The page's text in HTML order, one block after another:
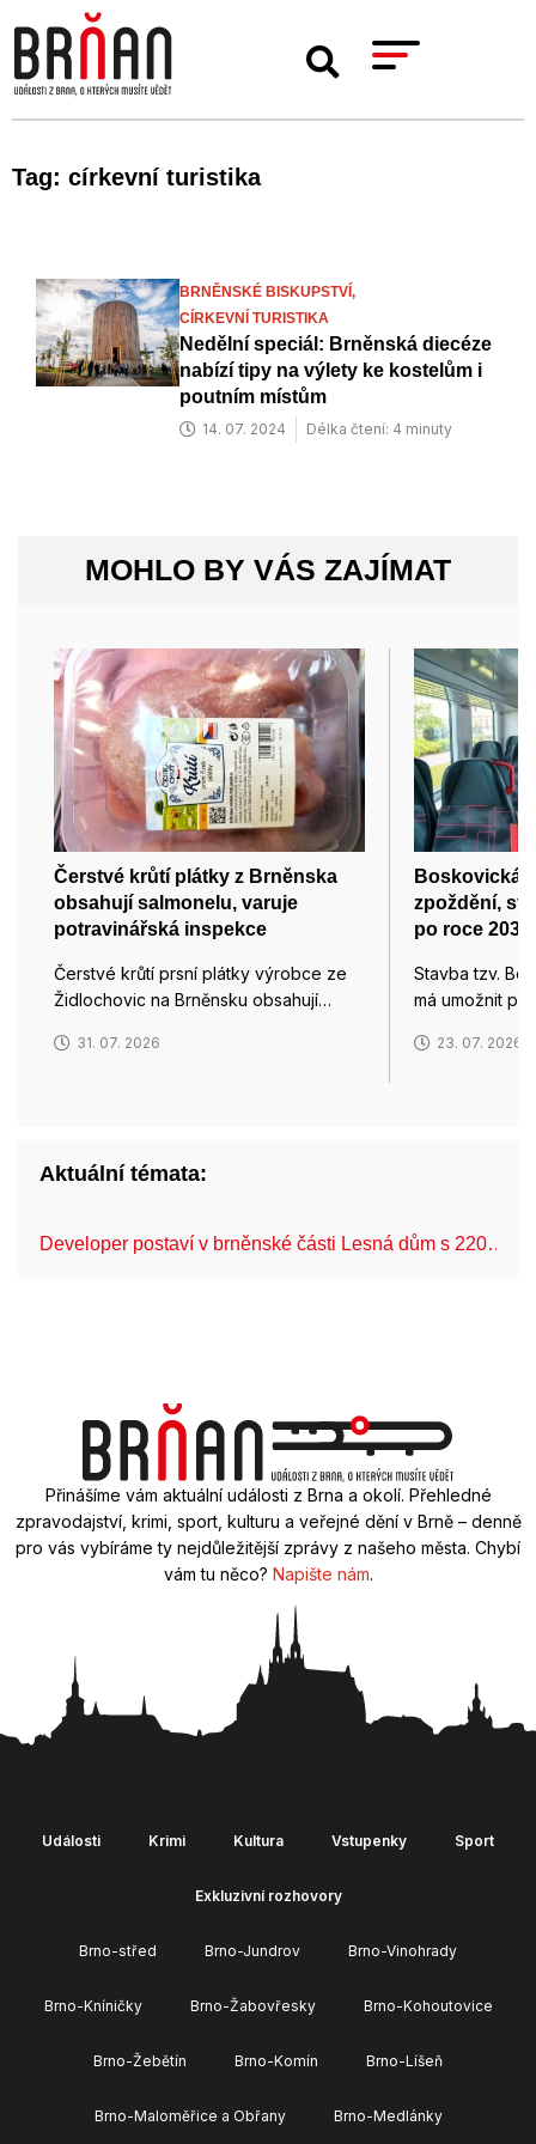
Tag: církevní turistika
BRNĚNSKÉ BISKUPSTVÍ,
CÍRKEVNÍ TURISTIKA
Nedělní speciál: Brněnská diecéze
nabízí tipy na výlety ke kostelům i
poutním místům
14. 07. 2024 Délka čtení: 4 minuty
MOHLO BY VÁS ZAJÍMAT
Čerstvé krůtí plátky z Brněnska
obsahují salmonelu, varuje
potravinářská inspekce
Čerstvé krůtí prsní plátky výrobce ze
Židlochovic na Brněnsku obsahují…
31. 07. 2026
Boskovická
zpoždění,
po roce 2032
Stavba tzv.
má umožnit
23. 07. 2026
Aktuální témata:
Developer postaví v brněnské části Lesná dům s 220…
Přinášíme vám aktuální události z Brna a okolí. Přehledné
zpravodajství, krimi, sport, kulturu a veřejné dění v Brně – denně
pro vás vybíráme ty nejdůležitější zprávy z našeho města. Chybí
vám tu něco? Napište nám.
Události Krimi Kultura Vstupenky Sport
Exkluzivní rozhovory
Brno-střed Brno-Jundrov Brno-Vinohrady
Brno-Kníničky Brno-Žabovřesky Brno-Kohoutovice
Brno-Žebětín Brno-Komín Brno-Líšeň
Brno-Maloměřice a Obřany Brno-Medlánky